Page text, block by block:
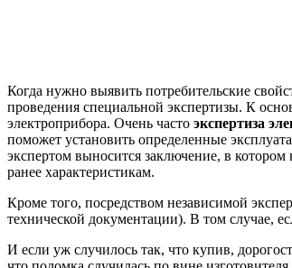
Когда нужно выявить потребительские
проведения специальной экспертизы. К
электроприбора. Очень часто экспертиза
поможет установить определенные
экспертом выносится заключение, в котором
ранее характеристикам.
Кроме того, посредством независимой
технической документации). В том случае,
И если уж случилось так, что купив,